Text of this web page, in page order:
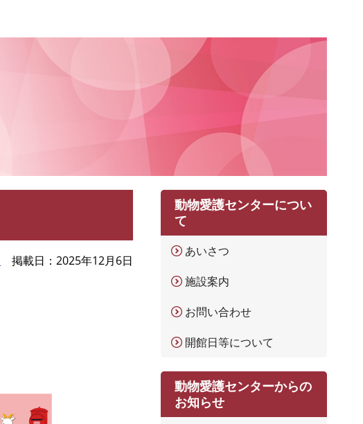
掲載日 2025年12月6日
動物愛護センターについ
て
あいさつ
施設案内
お問い合わせ
開館日等について
動物愛護センターからの
お知らせ